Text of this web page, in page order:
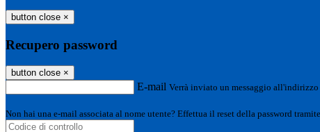
button close ×
Recupero password
button close ×
E-mail Verrà inviato un messaggio
Non hai una e-mail associata al nome utente? Effettua il reset della password